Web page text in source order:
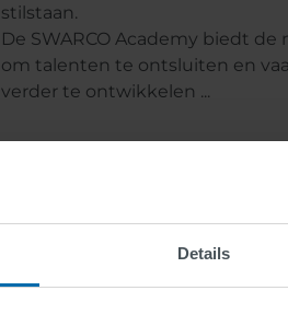
Details
stilstaan.
De SWARCO Academy biedt de
om talenten te ontsluiten en
verder te ontwikkelen ...